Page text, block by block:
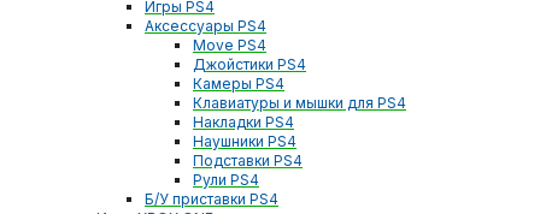
Игры PS4
Аксессуары PS4
Move PS4
Джойстики PS4
Камеры PS4
Клавиатуры и мышки для PS4
Накладки PS4
Наушники PS4
Подставки PS4
Рули PS4
Б/У приставки PS4